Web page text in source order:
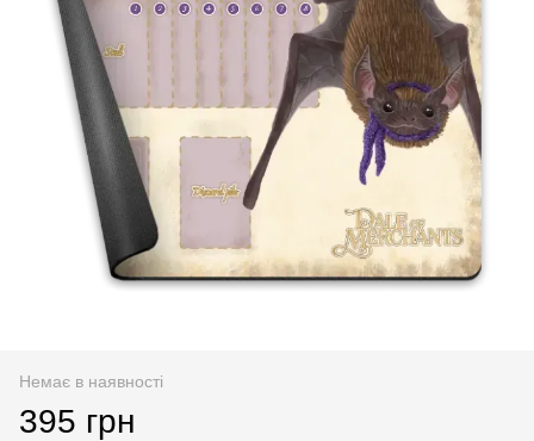
Немає в наявності
395 грн